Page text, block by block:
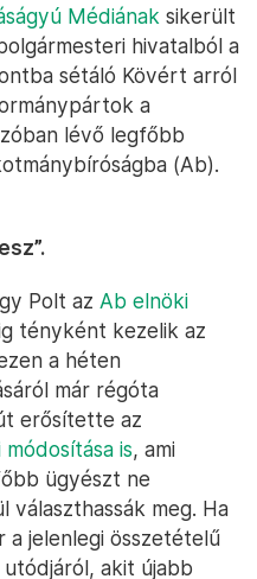
Médiának sikerült
hivatalból a
sétáló Kövért arról
a
lévő legfőbb
(Ab).
Polt az Ab elnöki
tényként kezelik az
a héten
már régóta
erősítette az
is, ami
ügyészt ne
választhassák meg. Ha
jelenlegi összetételű
akit újabb